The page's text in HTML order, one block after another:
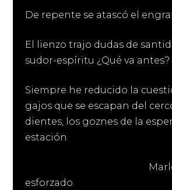
De repente se atascó el
El lienzo trajo dudas de
sudor-espíritu ¿Qué va antes?
Siempre he reducido la
gajos que se escapan del
dientes, los goznes de la
estación
Marlon
esforzado